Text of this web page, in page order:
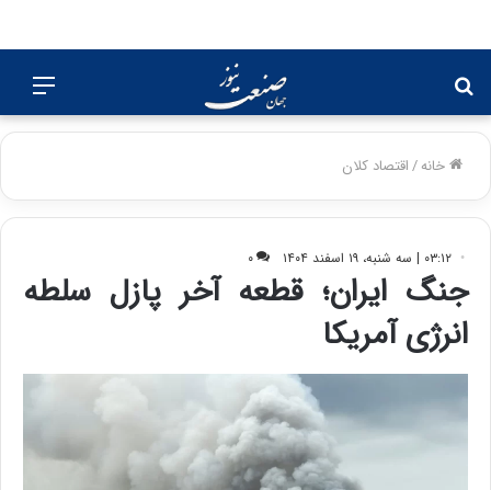
برای
خانه/اقتصاد کلان
۰۳:۱۲ | سه شنبه، ۱۹ اسفند ۱۴۰۴ ۰
جنگ ایران؛ قطعه آخر پازل سلطه
انرژی آمریکا